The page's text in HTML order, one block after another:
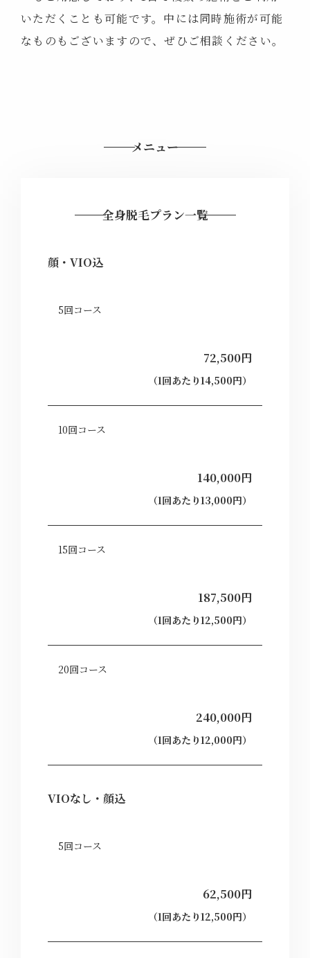
いただくことも可能です。中には同時施術が可能
なものもございますので、ぜひご相談ください。
メニュー
全身脱毛プラン一覧
顔・VIO込
5回コース
72,500円
（1回あたり14,500円）
10回コース
140,000円
（1回あたり13,000円）
15回コース
187,500円
（1回あたり12,500円）
20回コース
240,000円
（1回あたり12,000円）
VIOなし・顔込
5回コース
62,500円
（1回あたり12,500円）